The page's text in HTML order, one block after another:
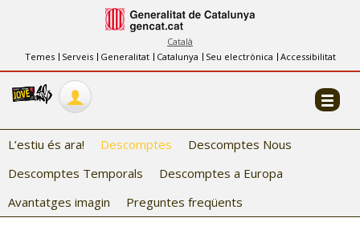
Català
Temes
Serveis Generalitat Catalunya Seu electrònica Accessibilitat
INFORMACIÓ
FES-TE EL CJ
COL·LABORADORS
L’estiu és ara! Descomptes
Descomptes Nous
Descomptes Temporals
Descomptes a Europa
Avantatges imagin
Preguntes freqüents